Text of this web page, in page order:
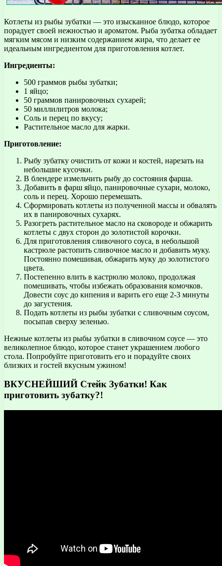
Котлеты из рыбы зубатки — это изысканное блюдо, которое
порадует своей нежностью и ароматом. Рыба зубатка обладает
мягким мясом и низким содержанием жира, что делает ее
идеальным ингредиентом для приготовления котлет.
Ингредиенты:
500 граммов рыбы зубатки;
1 яйцо;
50 граммов панировочных сухарей;
50 миллилитров молока;
Соль и перец по вкусу;
Растительное масло для жарки.
Приготовление:
Рыбу зубатку очистить от кожи и костей, нарезать на
небольшие кусочки.
В блендере измельчить рыбу до состояния фарша.
Добавить в фарш яйцо, панировочные сухари, молоко,
соль и перец. Хорошо перемешать.
Сформировать котлеты из полученной массы и обвалять
их в панировочных сухарях.
Разогреть растительное масло на сковороде и обжарить
котлеты с двух сторон до золотистой корочки.
Для приготовления сливочного соуса, в небольшой
кастрюле растопить сливочное масло и добавить муку.
Постоянно помешивая, обжарить муку до золотистого
цвета.
Постепенно влить в кастрюлю молоко, продолжая
помешивать, чтобы избежать образования комочков.
Довести соус до кипения и варить его еще 2-3 минуты
до загустения.
Подать котлеты из рыбы зубатки с сливочным соусом,
посыпав сверху зеленью.
Нежные котлеты из рыбы зубатки в сливочном соусе — это
великолепное блюдо, которое станет украшением любого
стола. Попробуйте приготовить его и порадуйте своих
близких и гостей вкусным ужином!
ВКУСНЕЙШИЙ Стейк Зубатки! Как
приготовить зубатку?!